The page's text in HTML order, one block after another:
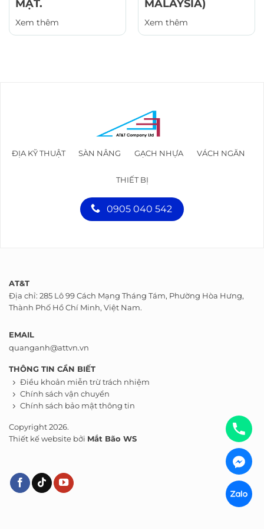
MẶT.
Xem thêm
MALAYSIA)
Xem thêm
ĐỊA KỸ THUẬT SÀN NÂNG GẠCH NHỰA VÁCH NGĂN
THIẾT BỊ
0905 040 542
AT&T
Địa chỉ: 285 Lô 99 Cách Mạng Tháng Tám, Phường Hòa Hưng,
Thành Phố Hồ Chí Minh, Việt Nam.
EMAIL
quanganh@attvn.vn
THÔNG TIN CẦN BIẾT
Điều khoản miễn trừ trách nhiệm
Chính sách vận chuyển
Chính sách bảo mật thông tin
Copyright 2026.
Thiết kế website bởi Mắt Bão WS